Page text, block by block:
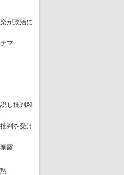
別企画 大ウソだら
らけの東京五輪！ 安倍・菅・森はどんな嘘
ー・久保建英が南アの陽性者に「僕らに損ではない
係者が入国当日、築地を散歩！
が政治に
マ
し批判殺
判を受け
露